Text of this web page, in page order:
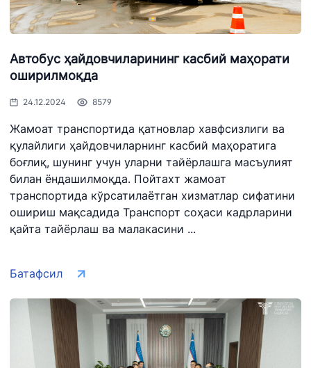
Автобус ҳайдовчиларининг касбий маҳорати
оширилмоқда
24.12.2024 8579
Жамоат транспортида қатновлар хавфсизлиги ва
қулайлиги ҳайдовчиларнинг касбий маҳоратига
боғлиқ, шунинг учун уларни тайёрлашга масъулият
билан ёндашилмоқда. Пойтахт жамоат
транспортида кўрсатилаётган хизматлар сифатини
ошириш мақсадида Транспорт соҳаси кадрларини
қайта тайёрлаш ва малакасини ...
Батафсил